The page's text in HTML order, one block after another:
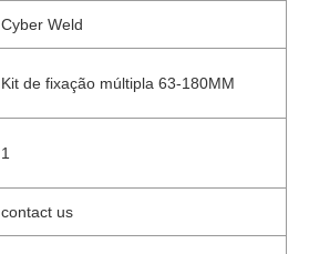
Cyber Weld
Kit de fixação múltipla 63-180MM
1
contact us